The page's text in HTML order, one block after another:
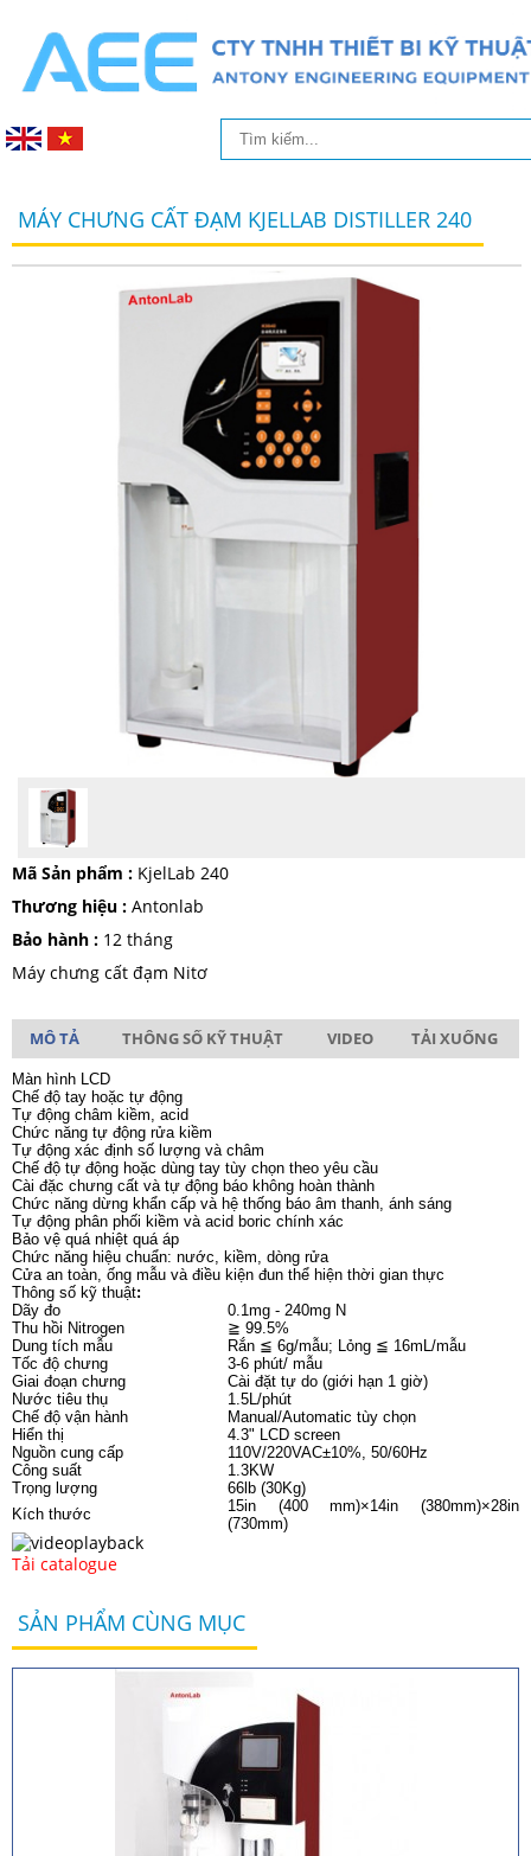
MÁY CHƯNG CẤT ĐẠM KJELLAB DISTILLER 240
Mã Sản phẩm : KjelLab 240
Thương hiệu : Antonlab
Bảo hành : 12 tháng
Máy chưng cất đạm Nitơ
MÔ TẢ THÔNG SỐ KỸ THUẬT VIDEO TẢI XUỐNG
Màn hình LCD
Chế độ tay hoặc tự động
Tự động châm kiềm, acid
Chức năng tự động rửa kiềm
Tự động xác định số lượng và châm
Chế độ tự động hoặc dùng tay tùy chọn theo yêu cầu
Cài đặc chưng cất và tự động báo không hoàn thành
Chức năng dừng khẩn cấp và hệ thống báo âm thanh, ánh sáng
Tự động phân phối kiềm và acid boric chính xác
Bảo vệ quá nhiệt quá áp
Chức năng hiệu chuẩn: nước, kiềm, dòng rửa
Cửa an toàn, ống mẫu và điều kiện đun thể hiện thời gian thực
Thông số kỹ thuật:
Dãy đo
0.1mg - 240mg N
Thu hồi Nitrogen
≧ 99.5%
Dung tích mẫu
Rắn ≦ 6g/mẫu; Lỏng ≦ 16mL/mẫu
Tốc độ chưng
3-6 phút/ mẫu
Giai đoạn chưng
Cài đặt tự do (giới hạn 1 giờ)
Nước tiêu thụ
1.5L/phút
Chế độ vận hành
Manual/Automatic tùy chọn
Hiển thị
4.3" LCD screen
Nguồn cung cấp
110V/220VAC±10%, 50/60Hz
Công suất
1.3KW
Trọng lượng
66lb (30Kg)
Kích thước
15in (400 mm)×14in (380mm)×28in
(730mm)
Tải catalogue
SẢN PHẨM CÙNG MỤC